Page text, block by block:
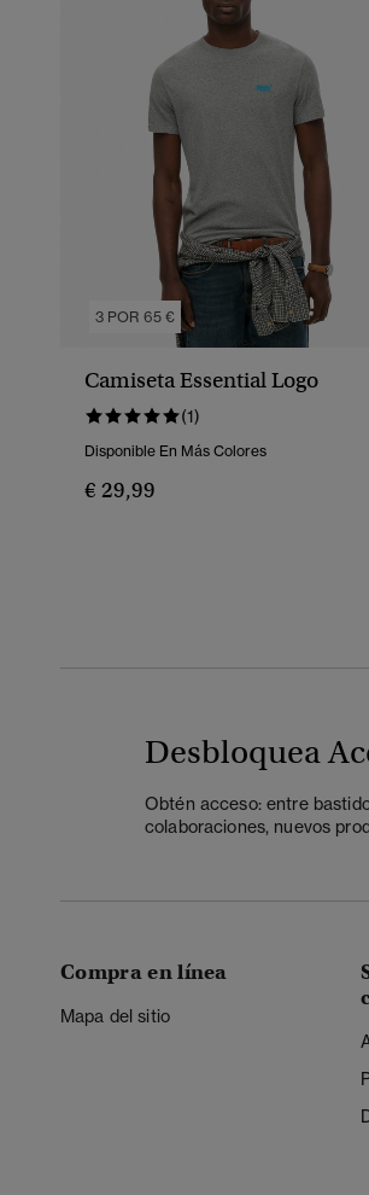
3 POR 65 €
Camiseta Essential Logo
(1)
Disponible En Más Colores
€ 29,99
Desbloquea
Obtén acceso: entre
colaboraciones, nuevos
Compra en línea
Mapa del sitio